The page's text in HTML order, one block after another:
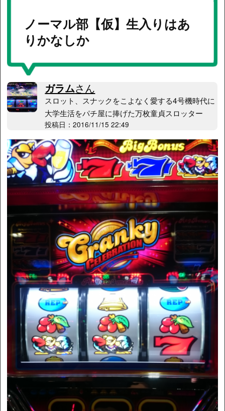
ノーマル部【仮】生入りはあ
りかなしか
ガラムさん
スロット、スナックをこよなく愛する4号機時代に
大学生活をパチ屋に捧げた万枚童貞スロッター
投稿日：2016/11/15 22:49